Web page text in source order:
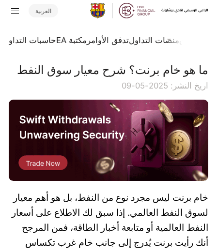
العربية
السوقمنصات التداولتدفق الأوامر مكتبة EA حاسبات التداول
ما هو خام برنت؟ شرح معيار سوق النفط
اريخ النشر: 2025-05-09
خام برنت ليس مجرد نوع من النفط، بل هو أهم معيار
لسوق النفط العالمي. إذا سبق لك الاطلاع على أسعار
النفط العالمية أو متابعة أخبار الطاقة، فمن المرجح
أنك رأيت برنت يُدرج إلى جانب خام غرب تكساس